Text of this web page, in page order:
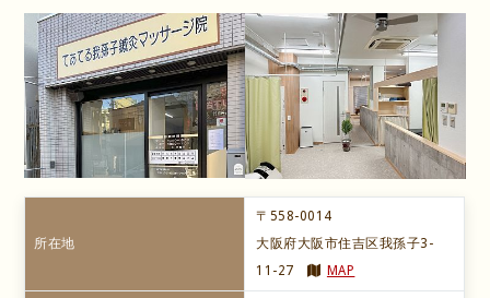
所在地
〒558-0014
大阪府大阪市住吉区我孫子3-
11-27
MAP